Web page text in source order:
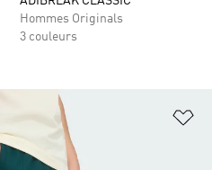
Hommes Originals
3 couleurs